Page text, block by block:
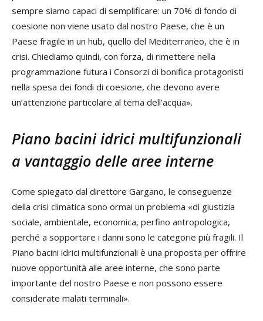
sempre siamo capaci di semplificare: un 70% di fondo di
coesione non viene usato dal nostro Paese, che è un
Paese fragile in un hub, quello del Mediterraneo, che è in
crisi. Chiediamo quindi, con forza, di rimettere nella
programmazione futura i Consorzi di bonifica protagonisti
nella spesa dei fondi di coesione, che devono avere
un’attenzione particolare al tema dell’acqua».
Piano bacini idrici multifunzionali
a vantaggio delle aree interne
Come spiegato dal direttore Gargano, le conseguenze
della crisi climatica sono ormai un problema «di giustizia
sociale, ambientale, economica, perfino antropologica,
perché a sopportare i danni sono le categorie più fragili. Il
Piano bacini idrici multifunzionali è una proposta per offrire
nuove opportunità alle aree interne, che sono parte
importante del nostro Paese e non possono essere
considerate malati terminali».